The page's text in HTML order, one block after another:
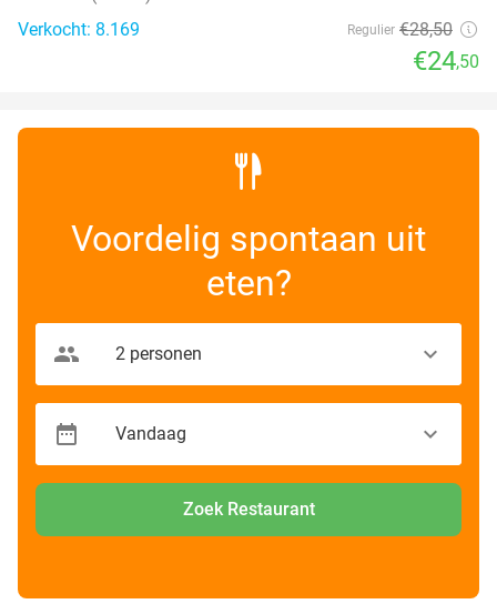
Verkocht: 8.169
Regulier €28,50
€24,50
Voordelig spontaan uit
eten?
Zoek Restaurant